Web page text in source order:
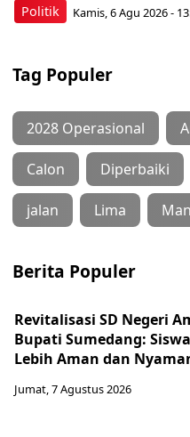
Politik Kamis, 6 Agu 2026 -
Tag Populer
2028 Operasional
Calon Diperbaiki
jalan Lima
Berita Populer
Revitalisasi SD Negeri
Bupati Sumedang:
Lebih Aman dan
Jumat, 7 Agustus 2026